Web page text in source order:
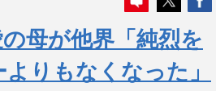
母が他界「純烈を
りもなくなった」